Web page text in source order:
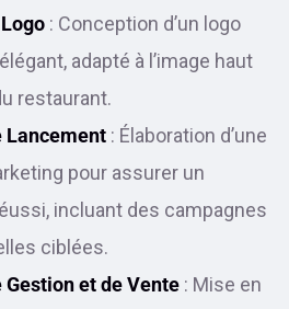
: Conception d’un logo
adapté à l’image haut
restaurant.
Lancement : Élaboration d’une
pour assurer un
incluant des campagnes
ciblées.
et de Vente : Mise en